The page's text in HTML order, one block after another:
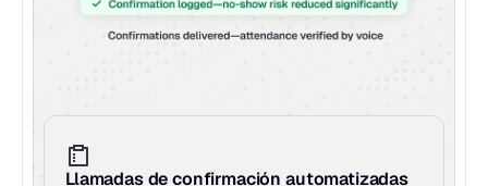
Llamadas de confirmación automatizadas